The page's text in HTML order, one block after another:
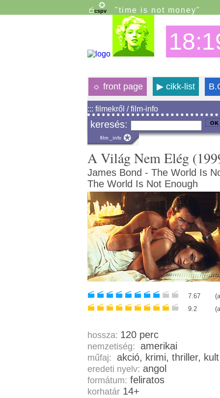
"time is not money"
☼ front page ▶cikk-list
::: filmekről / film-info
keresés:
A Világ Nem Elég
James Bond - The World Is
The World Is Not Enough
7.67
9.2
hossza: 120 perc
nemzetiség: amerikai
műfaj: akció, krimi, thriller, kult
eredeti nyelv: angol
formátum: feliratos
korhatár 14+